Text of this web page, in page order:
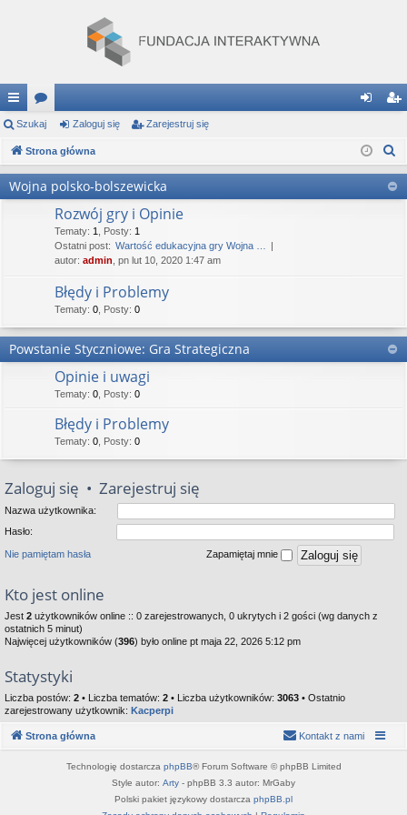
ię
ce
j
or
a og ej
es
Szukaj Zaloguj się Zarejestruj się
Strona główna
Wojna polsko-bolszewicka
Rozwój gry i Opinie
Tematy: 1 Posty: 1
Ostatni post: Wartość edukacyjna gry Wojna …
autor: admin , pn lut 10, 2020 1:47 am
Błędy i Problemy
Tematy: 0 Posty: 0
Powstanie Styczniowe: Gra Strategiczna
Opinie i uwagi
Tematy: 0 Posty: 0
Błędy i Problemy
Tematy: 0 Posty: 0
Zaloguj się • Zarejestruj się
Nazwa użytkownika:
Hasło:
Nie pamiętam hasła Zapamiętaj mnie
Kto jest online
Jest 2 użytkowników online :: 0 zarejestrowanych, 0 ukrytych i 2 gości (wg danych z
ostatnich 5 minut)
Najwięcej użytkowników (396) było online pt maja 22, 2026 5:12 pm
Statystyki
Liczba postów: 2 • Liczba tematów: 2 • Liczba użytkowników: 3063 • Ostatnio
zarejestrowany użytkownik: Kacperpi
Strona główna Kontakt z nami
Technologię dostarcza phpBB® Forum Software © phpBB Limited
Style autor: Arty - phpBB 3.3 autor: MrGaby
Polski pakiet językowy dostarcza phpBB.pl